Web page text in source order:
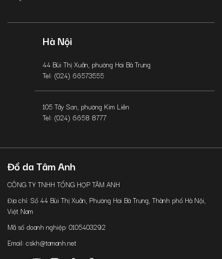
Hà Nội
44 Bùi Thị Xuân, phường Hai Bà Trưng
Tel: (024) 66573555
105 Tây Sơn, phường Kim Liên
Tel: (024) 6658 8777
Đồ da Tâm Anh
CÔNG TY TNHH TỔNG HỢP TÂM ANH
Địa chỉ: Số 44 Bùi Thị Xuân, Phường Hai Bà Trưng, Thành phố Hà Nội,
Việt Nam
Mã số doanh nghiệp: 0105403292
Email: cskh@tamanh.net